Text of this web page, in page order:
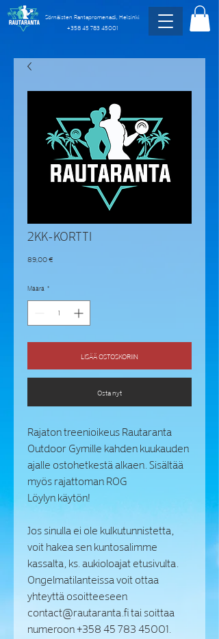
Sörnäisten Rantapromenadi, Helsinki
+358 45 783 45001
2KK-KORTTI
89,00 €
Määrä *
LISÄÄ OSTOSKORIIN
Osta nyt
Rajaton treenioikeus Rautaranta
Outdoor Gymille kahden kuukauden
ajalle ostohetkestä alkaen. Sisältää
myös rajattoman ROG
Löylyn käytön!
Jos sinulla ei ole kulkutunnistetta,
voit hakea sen kuntosalimme
kassalta, ks. aukioloajat etusivulta.
Ongelmatilanteissa voit ottaa
yhteyttä osoitteeseen
contact@rautaranta.fi tai soittaa
numeroon +358 45 783 45001.